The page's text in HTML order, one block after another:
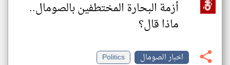
أزمة البحارة المختطفين بالصومال..
ماذا قال؟
اخبار الصومال
Politics